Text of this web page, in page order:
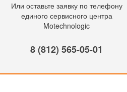
Или оставьте заявку по телефону
единого сервисного центра
Motechnologic
8 (812) 565-05-01